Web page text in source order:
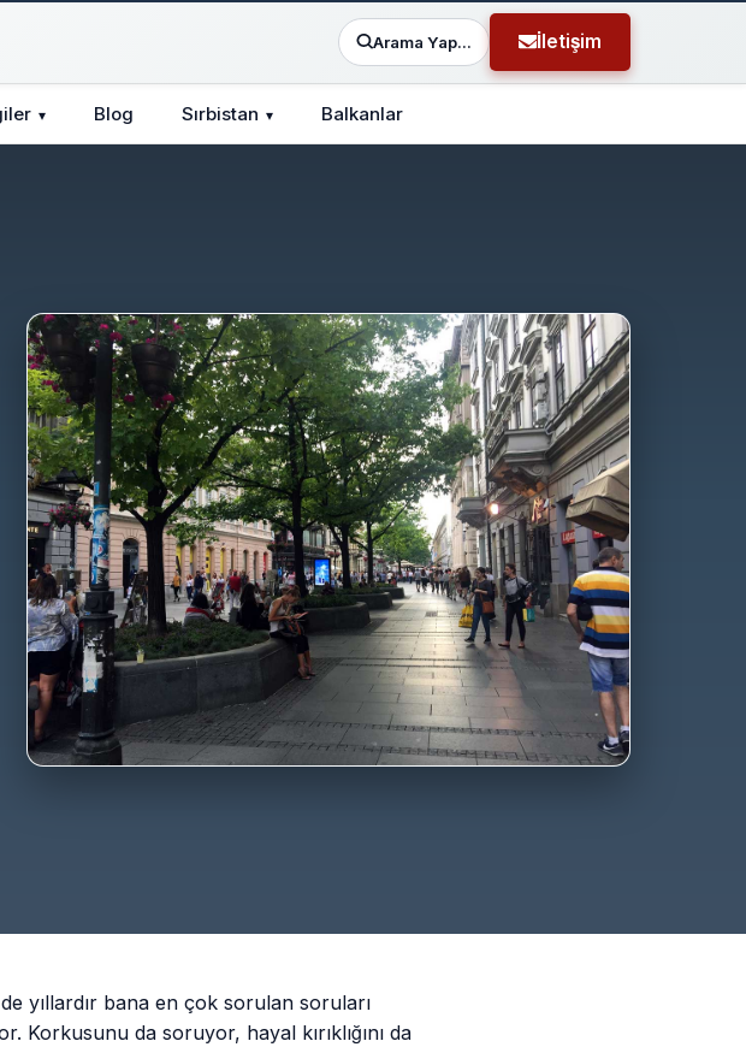
Arama Yap... İletişim
▾ Blog Sırbistan ▾ Balkanlar
yıllardır bana en çok sorulan soruları
Korkusunu da soruyor, hayal kırıklığını da